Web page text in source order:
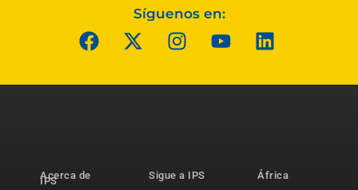
Síguenos en:
Acerca de
IPS
Sigue a IPS
África